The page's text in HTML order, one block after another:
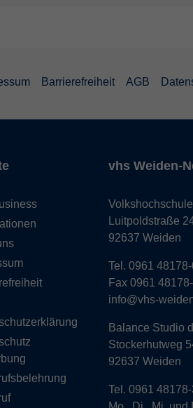
Barrierefreiheit AGB
vhs Weiden-
Luitpoldstraße
92637 Weiden
Tel. 0961
Fax 0961
info@vhs-
Balance Studio
Stockerhutweg
92637 Weiden
Tel. 0961